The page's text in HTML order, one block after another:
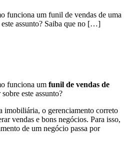
funciona um funil de vendas de uma
assunto? Saiba que no […]
funciona um funil de vendas de
este assunto?
imobiliária, o gerenciamento correto
vendas e bons negócios. Para isso,
de um negócio passa por